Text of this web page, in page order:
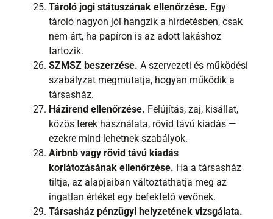
Tároló jogi státuszának ellenőrzése. Egy
tároló nagyon jól hangzik a hirdetésben, csak
nem árt, ha papíron is az adott lakáshoz
tartozik.
SZMSZ beszerzése. A szervezeti és működési
szabályzat megmutatja, hogyan működik a
társasház.
Házirend ellenőrzése. Felújítás, zaj, kisállat,
közös terek használata, rövid távú kiadás —
ezekre mind lehetnek szabályok.
Airbnb vagy rövid távú kiadás
korlátozásának ellenőrzése. Ha a társasház
tiltja, az alapjaiban változtathatja meg az
ingatlan értékét egy befektető vevőnek.
Társasház pénzügyi helyzetének vizsgálata.